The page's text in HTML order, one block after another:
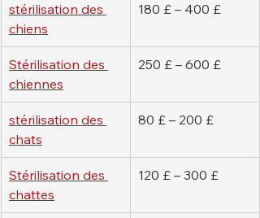
stérilisation des
chiens
180 £ – 400 £
Stérilisation des
chiennes
250 £ – 600 £
stérilisation des
chats
80 £ – 200 £
Stérilisation des
chattes
120 £ – 300 £